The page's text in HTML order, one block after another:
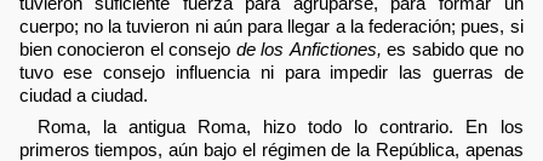
cuerpo; no la tuvieron ni aún para llegar a la federación; pues, si
bien conocieron el consejo de los Anfictiones, es sabido que no
tuvo ese consejo influencia ni para impedir las guerras de
ciudad a ciudad.
Roma, la antigua Roma, hizo todo lo contrario. En los
primeros tiempos, aún bajo el régimen de la República, apenas